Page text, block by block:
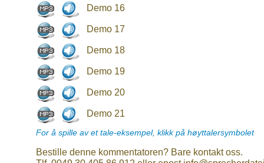
Demo 16
Demo 17
Demo 18
Demo 19
Demo 20
Demo 21
For å spille av et tale-eksempel, klikk på høyttalersymbolet
Bestille denne kommentatoren? Bare kontakt oss.